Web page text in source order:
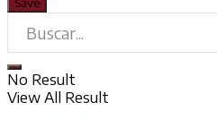
No Result
View All Result